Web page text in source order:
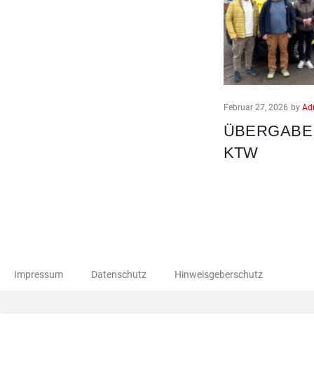
Februar 27, 2026 by
KTW
Impressum Datenschutz Hinweisgeberschutz